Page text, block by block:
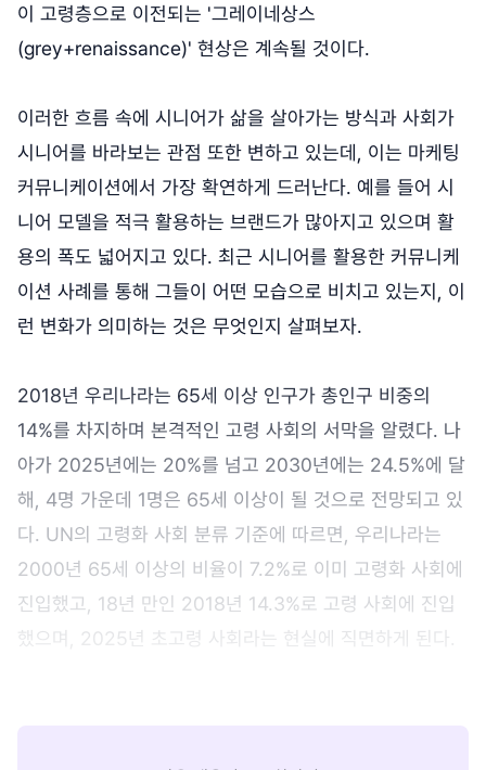
이 고령층으로 이전되는 '그레이네상스
(grey+renaissance)' 현상은 계속될 것이다.
이러한 흐름 속에 시니어가 삶을 살아가는 방식과 사회가
시니어를 바라보는 관점 또한 변하고 있는데, 이는 마케팅
커뮤니케이션에서 가장 확연하게 드러난다. 예를 들어 시
니어 모델을 적극 활용하는 브랜드가 많아지고 있으며 활
용의 폭도 넓어지고 있다. 최근 시니어를 활용한 커뮤니케
이션 사례를 통해 그들이 어떤 모습으로 비치고 있는지, 이
런 변화가 의미하는 것은 무엇인지 살펴보자.
2018년 우리나라는 65세 이상 인구가 총인구 비중의
14%를 차지하며 본격적인 고령 사회의 서막을 알렸다. 나
아가 2025년에는 20%를 넘고 2030년에는 24.5%에 달
해, 4명 가운데 1명은 65세 이상이 될 것으로 전망되고 있
다. UN의 고령화 사회 분류 기준에 따르면, 우리나라는
2000년 65세 이상의 비율이 7.2%로 이미 고령화 사회에
진입했고, 18년 만인 2018년 14.3%로 고령 사회에 진입
했으며, 2025년 초고령 사회라는 현실에 직면하게 된다.